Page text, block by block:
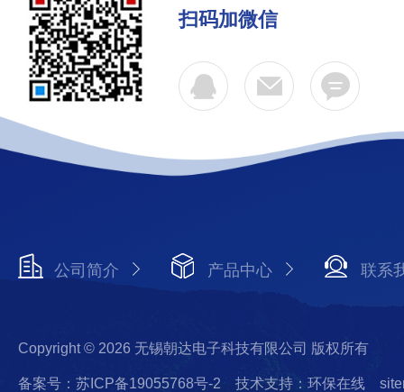
扫码加微信
公司简介 产品中心 联系
Copyright © 2026 无锡朝达电子科技有限公司 版权所有
备案号：苏ICP备19055768号-2 技术支持：环保在线